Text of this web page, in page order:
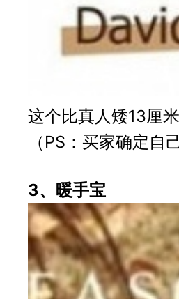
这个比真人矮13厘
（PS：买家确定
3、暖手宝